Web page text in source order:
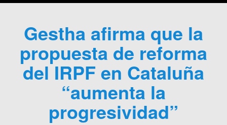
Gestha afirma que la
propuesta de reforma
del IRPF en Cataluña
“aumenta la
progresividad”